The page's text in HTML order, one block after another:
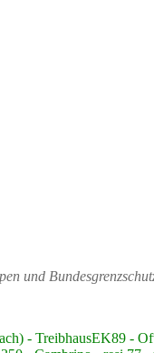
und
- TreibhausEK89 -